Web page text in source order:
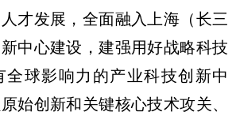
才发展，全面融入上海（长三
中心建设，建强用好战略科技
全球影响力的产业科技创新中
始创新和关键核心技术攻关、